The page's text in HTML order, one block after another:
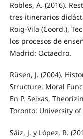
Robles, A. (2016).
tres itinerarios
Roig-Vila (Coord.),
los procesos de
Madrid: Octaedro.
Rüsen, J. (2004).
Structure, Moral
En P. Seixas,
Toronto: University of
Sáiz, J. y López, R.